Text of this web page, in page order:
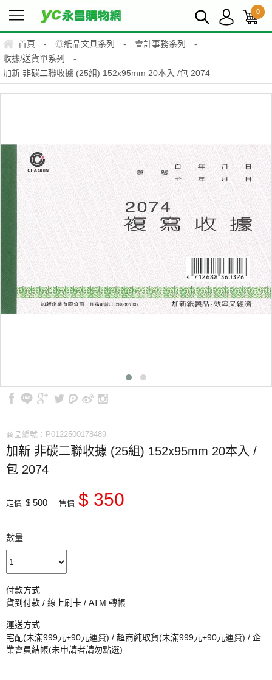
0
首頁 - ◎紙品文具系列 - 會計事務系列
-
收據/送貨單系列
-
加新 非碳二聯收據 (25組) 152x95mm 20本入 /包 2074
商品編號：P0122500178489
加新 非碳二聯收據 (25組) 152x95mm 20本入 /
包 2074
定價 $ 500 售價 $ 350
數量
付款方式
貨到付款 / 線上刷卡 / ATM 轉帳
運送方式
宅配(未滿999元+90元運費) / 超商純取貨(未滿999元+90元運費) / 企
業會員結帳(未申請者請勿點選)